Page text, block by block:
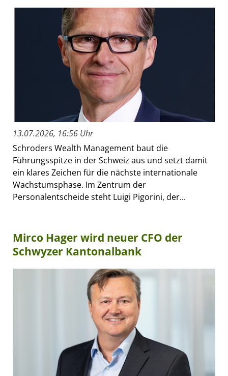
13.07.2026, 16:56 Uhr
Schroders Wealth Management baut die
Führungsspitze in der Schweiz aus und setzt damit
ein klares Zeichen für die nächste internationale
Wachstumsphase. Im Zentrum der
Personalentscheide steht Luigi Pigorini, der...
Mirco Hager wird neuer CFO der
Schwyzer Kantonalbank